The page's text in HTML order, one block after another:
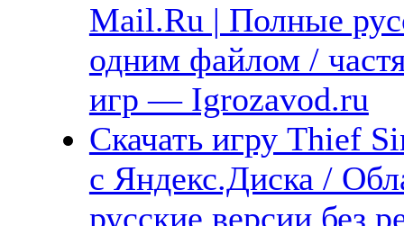
Mail.Ru | Полные
одним файлом /
игр — Igrozavod.ru
Скачать игру Thief
с Яндекс.Диска /
русские версии без